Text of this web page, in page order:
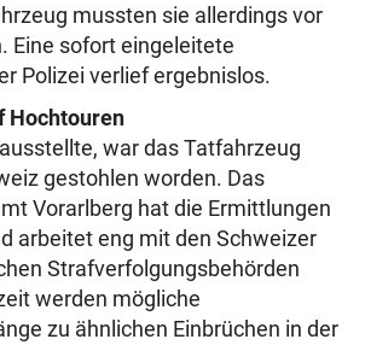
mussten sie allerdings vor
Eine sofort eingeleitete
Polizei verlief ergebnislos.
Hochtouren
war das Tatfahrzeug
gestohlen worden. Das
Vorarlberg hat die Ermittlungen
arbeitet eng mit den Schweizer
Strafverfolgungsbehörden
werden mögliche
zu ähnlichen Einbrüchen in der